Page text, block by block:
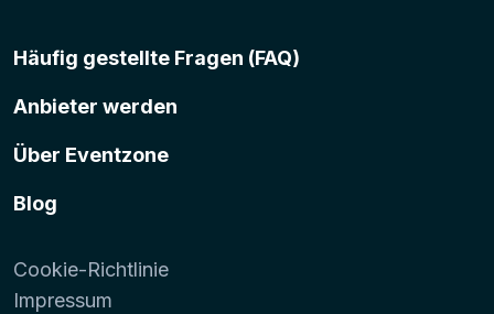
Häufig gestellte Fragen (FAQ)
Anbieter werden
Über Eventzone
Blog
Cookie-Richtlinie
Impressum